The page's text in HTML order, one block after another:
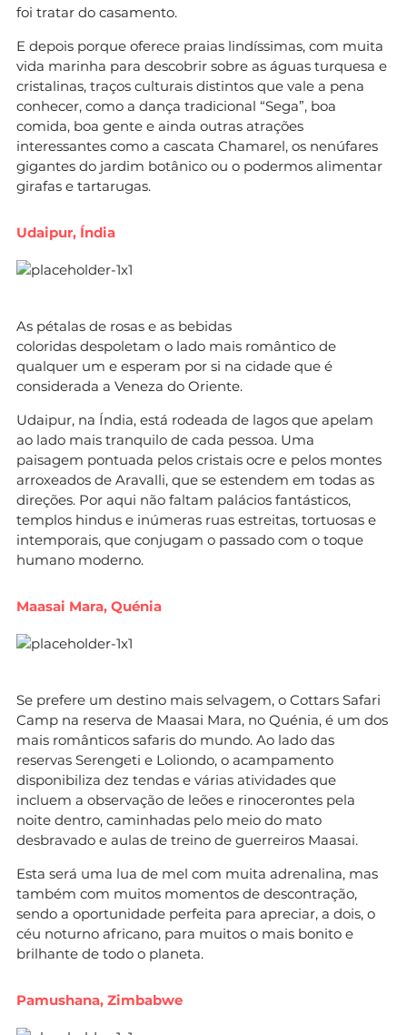
foi tratar do casamento.
E depois porque oferece praias lindíssimas, com muita
vida marinha para descobrir sobre as águas turquesa e
cristalinas, traços culturais distintos que vale a pena
conhecer, como a dança tradicional “Sega”, boa
comida, boa gente e ainda outras atrações
interessantes como a cascata Chamarel, os nenúfares
gigantes do jardim botânico ou o podermos alimentar
girafas e tartarugas.
Udaipur, Índia
As pétalas de rosas e as bebidas
coloridas despoletam o lado mais romântico de
qualquer um e esperam por si na cidade que é
considerada a Veneza do Oriente.
Udaipur, na Índia, está rodeada de lagos que apelam
ao lado mais tranquilo de cada pessoa. Uma
paisagem pontuada pelos cristais ocre e pelos montes
arroxeados de Aravalli, que se estendem em todas as
direções. Por aqui não faltam palácios fantásticos,
templos hindus e inúmeras ruas estreitas, tortuosas e
intemporais, que conjugam o passado com o toque
humano moderno.
Maasai Mara, Quénia
Se prefere um destino mais selvagem, o Cottars Safari
Camp na reserva de Maasai Mara, no Quénia, é um dos
mais românticos safaris do mundo. Ao lado das
reservas Serengeti e Loliondo, o acampamento
disponibiliza dez tendas e várias atividades que
incluem a observação de leões e rinocerontes pela
noite dentro, caminhadas pelo meio do mato
desbravado e aulas de treino de guerreiros Maasai.
Esta será uma lua de mel com muita adrenalina, mas
também com muitos momentos de descontração,
sendo a oportunidade perfeita para apreciar, a dois, o
céu noturno africano, para muitos o mais bonito e
brilhante de todo o planeta.
Pamushana, Zimbabwe